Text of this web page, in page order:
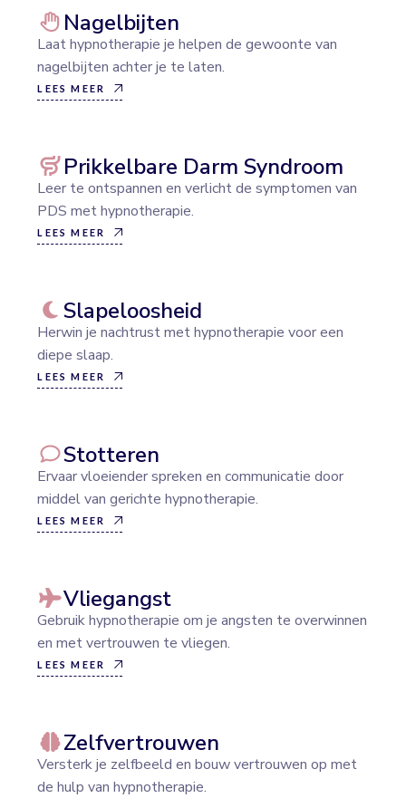
Nagelbijten
Laat hypnotherapie je helpen de gewoonte van
nagelbijten achter je te laten.
LEES MEER
Prikkelbare Darm Syndroom
Leer te ontspannen en verlicht de symptomen van
PDS met hypnotherapie.
LEES MEER
Slapeloosheid
Herwin je nachtrust met hypnotherapie voor een
diepe slaap.
LEES MEER
Stotteren
Ervaar vloeiender spreken en communicatie door
middel van gerichte hypnotherapie.
LEES MEER
Vliegangst
Gebruik hypnotherapie om je angsten te overwinnen
en met vertrouwen te vliegen.
LEES MEER
Zelfvertrouwen
Versterk je zelfbeeld en bouw vertrouwen op met
de hulp van hypnotherapie.